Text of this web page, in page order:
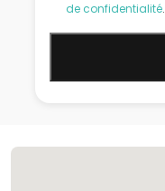
de confidentialité.